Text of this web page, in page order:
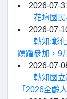
2026-07-
花壇國
2026-07-
轉知:彰
踴躍參加，9
2026-07-
轉知國
「2026全齡